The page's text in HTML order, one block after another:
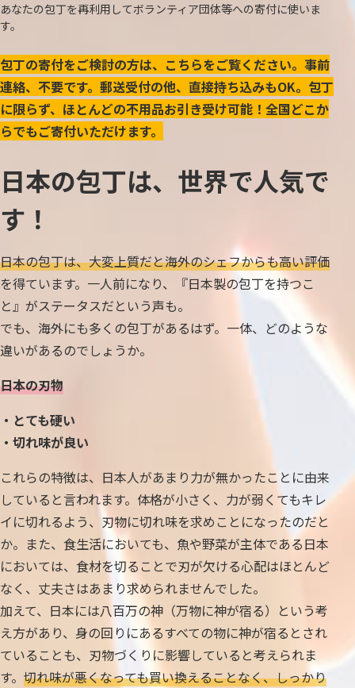
あなたの包丁を再利用してボランティア団体等への寄付に使いま
す。
包丁の寄付をご検討の方は、こちらをご覧ください。事前
連絡、不要です。郵送受付の他、直接持ち込みもOK。包丁
に限らず、ほとんどの不用品お引き受け可能！全国どこか
らでもご寄付いただけます。
日本の包丁は、世界で人気で
す！
日本の包丁は、大変上質だと海外のシェフからも高い評価
を得ています。一人前になり、『日本製の包丁を持つこ
と』がステータスだという声も。
でも、海外にも多くの包丁があるはず。一体、どのような
違いがあるのでしょうか。
日本の刃物
・とても硬い
・切れ味が良い
これらの特徴は、日本人があまり力が無かったことに由来
していると言われます。体格が小さく、力が弱くてもキレ
イに切れるよう、刃物に切れ味を求めことになったのだと
か。また、食生活においても、魚や野菜が主体である日本
においては、食材を切ることで刃が欠ける心配はほとんど
なく、丈夫さはあまり求められませんでした。
加えて、日本には八百万の神（万物に神が宿る）という考
え方があり、身の回りにあるすべての物に神が宿るとされ
ていることも、刃物づくりに影響していると考えられま
す。 切れ味が悪くなっても買い換えることなく、しっかり